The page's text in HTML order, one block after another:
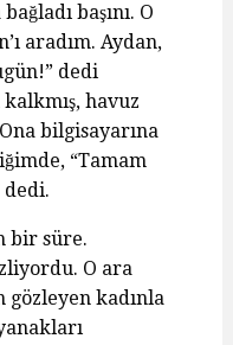
başını. O
aradım. Aydan,
dedi
havuz
bilgisayarına
“Tamam
dedi.
bir süre.
O ara
gözleyen kadınla